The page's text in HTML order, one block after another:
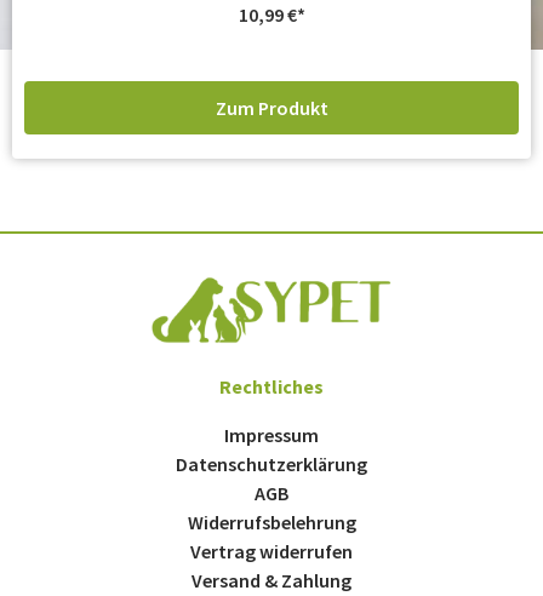
10,99€
Zum Produkt
Rechtliches
Impressum
Datenschutzerklärung
AGB
Widerrufsbelehrung
Vertrag widerrufen
Versand & Zahlung